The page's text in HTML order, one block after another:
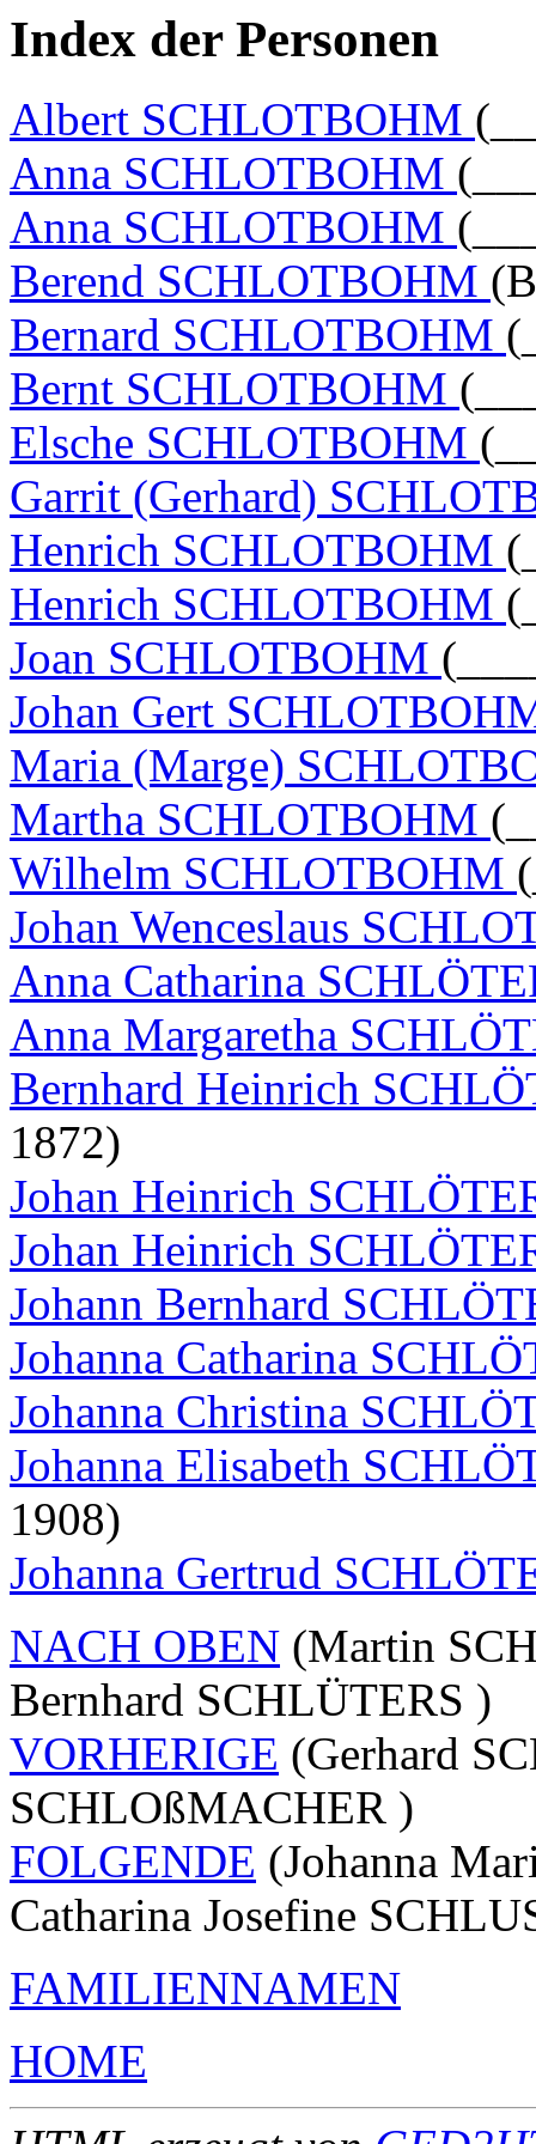
Index der Personen
Albert SCHLOTBOHM
Anna SCHLOTBOHM
Anna SCHLOTBOHM
Berend SCHLOTBOHM
Bernard SCHLOTBOHM
Bernt SCHLOTBOHM
Elsche SCHLOTBOHM
Garrit (Gerhard)
Henrich SCHLOTBOHM
Henrich SCHLOTBOHM
Joan SCHLOTBOHM
Johan Gert
Maria (Marge)
Martha SCHLOTBOHM
Wilhelm SCHLOTBOHM
Johan Wenceslaus
Anna Catharina
Anna Margaretha
Bernhard Heinrich
1872)
Johan Heinrich
Johan Heinrich
Johann Bernhard
Johanna Catharina
Johanna Christina
Johanna Elisabeth
1908)
Johanna Gertrud
NACH OBEN (Martin
Bernhard SCHLÜTERS )
VORHERIGE (Gerhard
SCHLOßMACHER )
FOLGENDE (Johanna
Catharina Josefine
FAMILIENNAMEN
HOME